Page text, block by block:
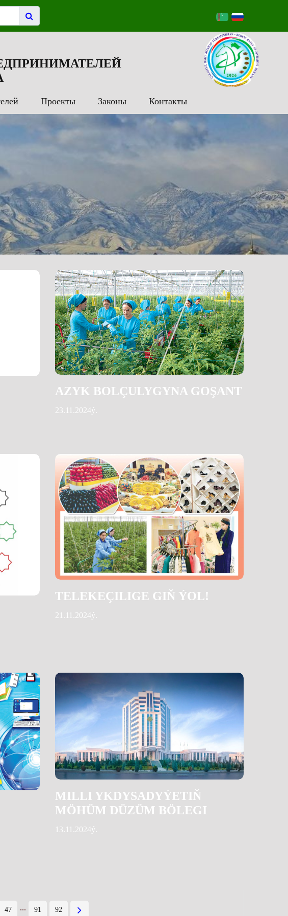
Проекты Законы Контакты
AZYK BOLÇULYGYNA GOŞANT
23.11.2024ý.
TELEKEÇILIGE GIŇ ÝOL!
21.11.2024ý.
MILLI YKDYSADYÝETIŇ
MÖHÜM DÜZÜM BÖLEGI
13.11.2024ý.
47 ... 91 92